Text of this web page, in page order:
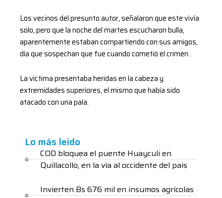
Los vecinos del presunto autor, señalaron que este vivía
solo, pero que la noche del martes escucharon bulla,
aparentemente estaban compartiendo con sus amigos,
día que sospechan que fue cuando cometió el crimen.
La víctima presentaba heridas en la cabeza y
extremidades superiores, el mismo que había sido
atacado con una pala.
Lo más leido
COD bloquea el puente Huayculi en
Quillacollo, en la vía al occidente del país
Invierten Bs 676 mil en insumos agrícolas